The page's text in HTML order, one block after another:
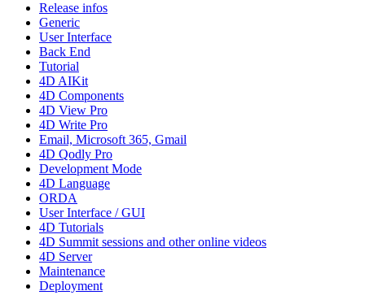
Release infos
Generic
User Interface
Back End
Tutorial
4D AIKit
4D Components
4D View Pro
4D Write Pro
Email, Microsoft 365, Gmail
4D Qodly Pro
Development Mode
4D Language
ORDA
User Interface / GUI
4D Tutorials
4D Summit sessions and other online videos
4D Server
Maintenance
Deployment